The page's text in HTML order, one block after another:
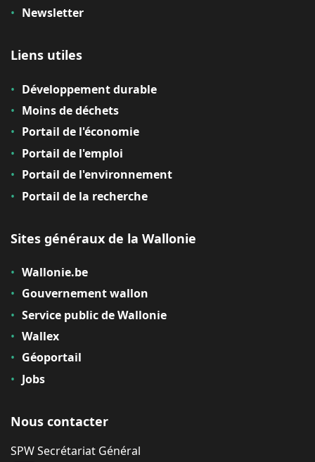
Newsletter
Liens utiles
Développement durable
Moins de déchets
Portail de l'économie
Portail de l'emploi
Portail de l'environnement
Portail de la recherche
Sites généraux de la Wallonie
Wallonie.be
Gouvernement wallon
Service public de Wallonie
Wallex
Géoportail
Jobs
Nous contacter
SPW Secrétariat Général